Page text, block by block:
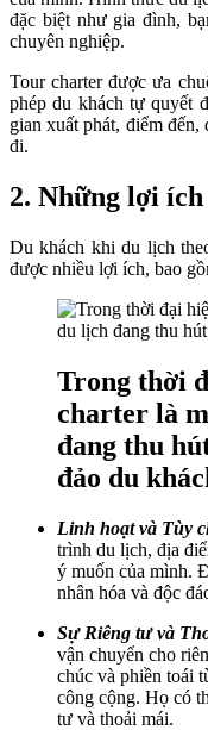
đặc biệt như gia đình,
chuyên nghiệp.
Tour charter được ưa
phép du khách tự quyết
gian xuất phát, điểm
đi.
2. Những lợi
Du khách khi du lịch
được nhiều lợi ích, bao
Trong thời
charter là
đang thu
đảo du
Linh hoạt và Tùy
trình du lịch, địa
ý muốn của mình.
nhân hóa và độc
Sự Riêng tư và
vận chuyển cho
chúc và phiền toái
công cộng. Họ có
tư và thoải mái.